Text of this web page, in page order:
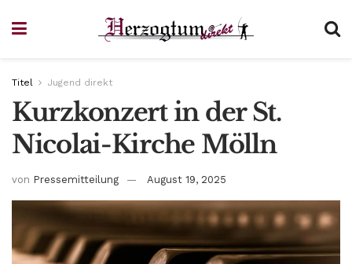
Titel Jugend direkt
Kurzkonzert in der St.
Nicolai-Kirche Mölln
von Pressemitteilung August 19, 2025